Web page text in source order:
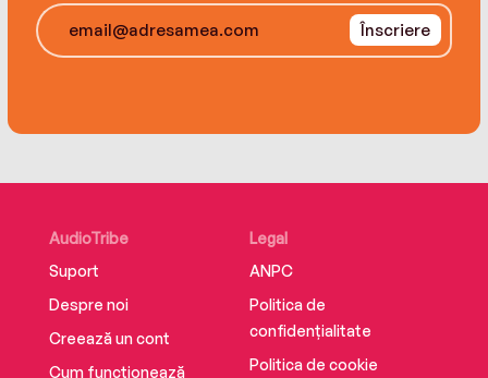
Înscriere
AudioTribe
Suport
Despre noi
Creează un cont
Cum funcționează
Legal
ANPC
Politica de
confidențialitate
Politica de cookie